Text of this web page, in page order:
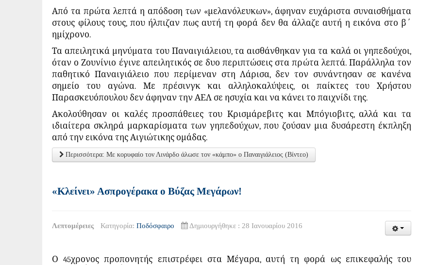
Από τα πρώτα λεπτά η απόδοση των «μελανόλευκων», άφηναν ευχάριστα συναισθήματα
στους φίλους τους, που ήλπιζαν πως αυτή τη φορά δεν θα άλλαζε αυτή η εικόνα στο β΄
ημίχρονο.
Τα απειλητικά μηνύματα του Παναιγιάλειου, τα αισθάνθηκαν για τα καλά οι γηπεδούχοι,
όταν ο Ζουνίνιο έγινε απειλητικός σε δυο περιπτώσεις στα πρώτα λεπτά. Παράλληλα τον
παθητικό Παναιγιάλειο που περίμεναν στη Λάρισα, δεν τον συνάντησαν σε κανένα
σημείο του αγώνα. Με πρέσινγκ και αλληλοκαλύψεις, οι παίκτες του Χρήστου
Παρασκευόπουλου δεν άφηναν την ΑΕΛ σε ησυχία και να κάνει το παιχνίδι της.
Ακολούθησαν οι καλές προσπάθειες του Κρισμάρεβιτς και Μπόγιοβιτς, αλλά και τα
ιδιαίτερα σκληρά μαρκαρίσματα των γηπεδούχων, που ζούσαν μια δυσάρεστη έκπληξη
από την εικόνα της Αιγιώτικης ομάδας.
Περισσότερα: Με κορυφαίο τον Λινάρδο άλωσε τον «κάμπο» ο Παναιγιάλειος (Βίντεο)
«Κλείνει» Ασπρογέρακα ο Βύζας Μεγάρων!
Λεπτομέρειες Κατηγορία: Ποδόσφαιρο Δημιουργήθηκε : 28 Ιανουαρίου 2016
Ο 45χρονος προπονητής επιστρέφει στα Μέγαρα, αυτή τη φορά ως επικεφαλής του